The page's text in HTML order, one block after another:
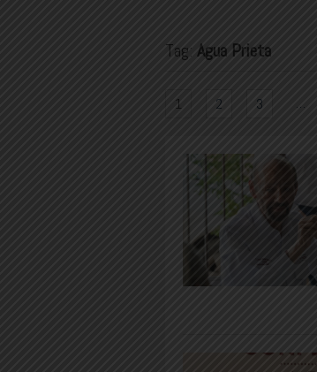
Tag: Agua Prieta
1 2 3 …